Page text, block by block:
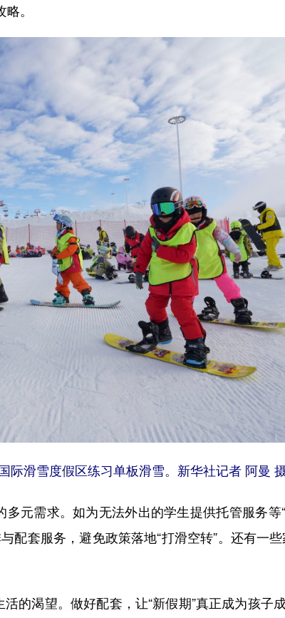
。
际滑雪度假区练习单板滑雪。新华社记者 阿曼
元需求。如为无法外出的学生提供托管服务等
配套服务，避免政策落地“打滑空转”。还有一
的渴望。做好配套，让“新假期”真正成为孩子